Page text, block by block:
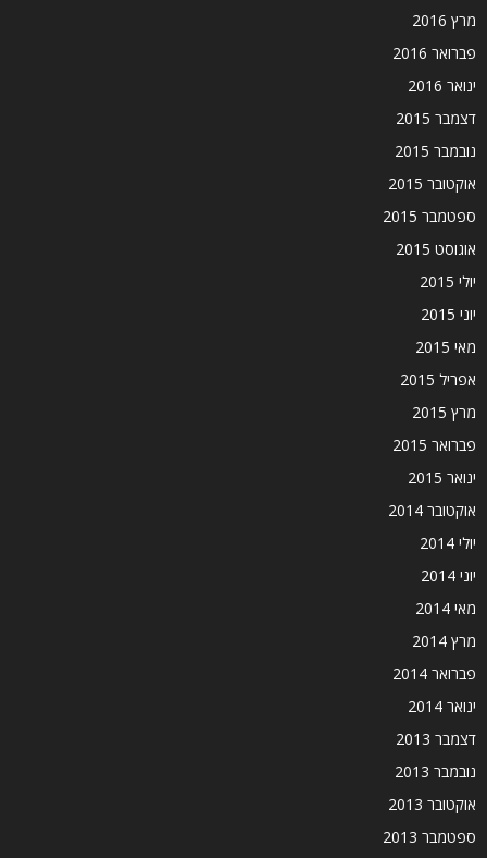
מרץ 2016
פברואר 2016
ינואר 2016
דצמבר 2015
נובמבר 2015
אוקטובר 2015
ספטמבר 2015
אוגוסט 2015
יולי 2015
יוני 2015
מאי 2015
אפריל 2015
מרץ 2015
פברואר 2015
ינואר 2015
אוקטובר 2014
יולי 2014
יוני 2014
מאי 2014
מרץ 2014
פברואר 2014
ינואר 2014
דצמבר 2013
נובמבר 2013
אוקטובר 2013
ספטמבר 2013